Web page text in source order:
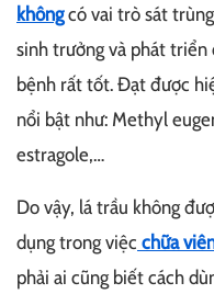
khôngcó vai trò sát
sinh trưởng và phát triển
bệnh rất tốt. Đạt được
nổi bật như: Methyl
estragole,…
Do vậy, lá trầu không
dụng trong việc chữa
phải ai cũng biết cách